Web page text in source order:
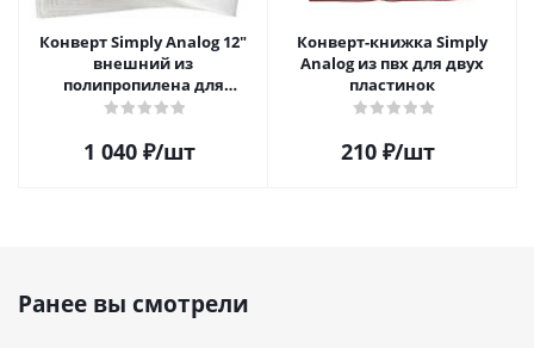
Конверт Simply Analog 12"
внешний из
полипропилена для
пластинок (25шт)
1 040₽/шт
Конверт-книжка Simply
Analog из пвх для двух
пластинок
210 ₽/шт
Ранее вы смотрели